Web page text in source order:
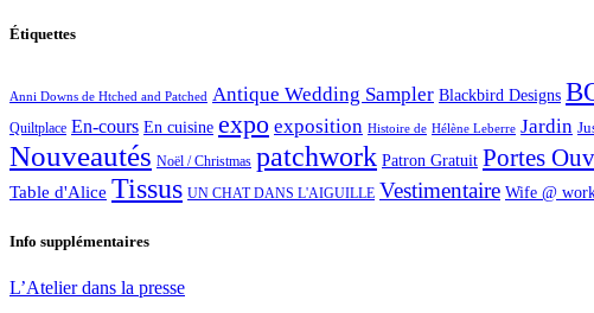
Étiquettes
Anni Downs de Htched and Patched Antique Wedding Sampler Blackbird Designs
Quiltplace En-cours En cuisine expo exposition Histoire de Hélène Leberre Jardin
Nouveautés Noël / Christmas patchwork Patron Gratuit Portes
Table d'Alice Tissus UN CHAT DANS L'AIGUILLE Vestimentaire Wife @
Info supplémentaires
L’Atelier dans la presse